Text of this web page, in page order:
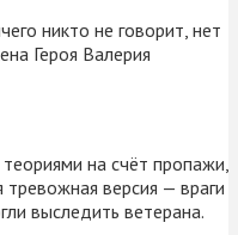
никто не говорит, нет
Героя Валерия
на счёт пропажи,
версия — враги
выследить ветерана.